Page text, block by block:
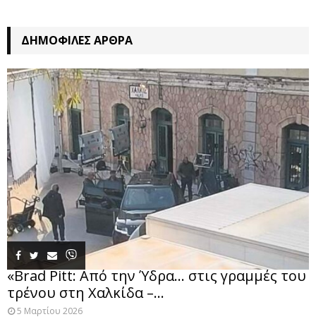
ΔΗΜΟΦΙΛΈΣ ΆΡΘΡΑ
«Brad Pitt: Από την Ύδρα… στις γραμμές του
τρένου στη Χαλκίδα –...
5 Μαρτίου 2026